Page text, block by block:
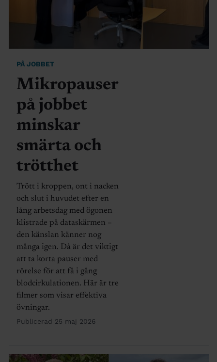
PÅ JOBBET
Mikropauser
på jobbet
minskar
smärta och
trötthet
Trött i kroppen, ont i nacken
och slut i huvudet efter en
lång arbetsdag med ögonen
klistrade på dataskärmen –
den känslan känner nog
många igen. Då är det viktigt
att ta korta pauser med
rörelse för att få i gång
blodcirkulationen. Här är tre
filmer som visar effektiva
övningar.
Publicerad 25 maj 2026